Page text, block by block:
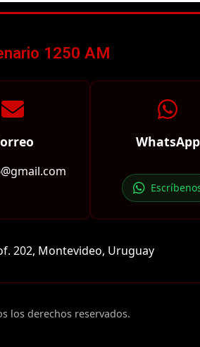
1250 AM
WhatsApp
202, Montevideo, Uruguay
los derechos reservados.